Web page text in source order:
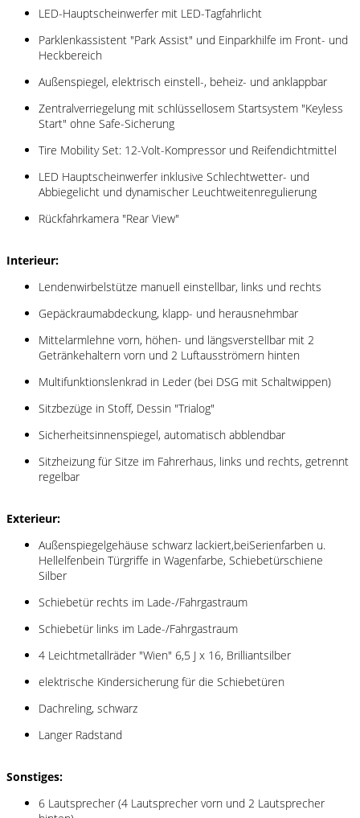
LED-Hauptscheinwerfer mit LED-Tagfahrlicht
Parklenkassistent "Park Assist" und Einparkhilfe im Front- und
Heckbereich
Außenspiegel, elektrisch einstell-, beheiz- und anklappbar
Zentralverriegelung mit schlüssellosem Startsystem "Keyless
Start" ohne Safe-Sicherung
Tire Mobility Set: 12-Volt-Kompressor und Reifendichtmittel
LED Hauptscheinwerfer inklusive Schlechtwetter- und
Abbiegelicht und dynamischer Leuchtweitenregulierung
Rückfahrkamera "Rear View"
Interieur:
Lendenwirbelstütze manuell einstellbar, links und rechts
Gepäckraumabdeckung, klapp- und herausnehmbar
Mittelarmlehne vorn, höhen- und längsverstellbar mit 2
Getränkehaltern vorn und 2 Luftausströmern hinten
Multifunktionslenkrad in Leder (bei DSG mit Schaltwippen)
Sitzbezüge in Stoff, Dessin "Trialog"
Sicherheitsinnenspiegel, automatisch abblendbar
Sitzheizung für Sitze im Fahrerhaus, links und rechts, getrennt
regelbar
Exterieur:
Außenspiegelgehäuse schwarz lackiert,beiSerienfarben u.
Hellelfenbein Türgriffe in Wagenfarbe, Schiebetürschiene
Silber
Schiebetür rechts im Lade-/Fahrgastraum
Schiebetür links im Lade-/Fahrgastraum
4 Leichtmetallräder "Wien" 6,5 J x 16, Brilliantsilber
elektrische Kindersicherung für die Schiebetüren
Dachreling, schwarz
Langer Radstand
Sonstiges:
6 Lautsprecher (4 Lautsprecher vorn und 2 Lautsprecher